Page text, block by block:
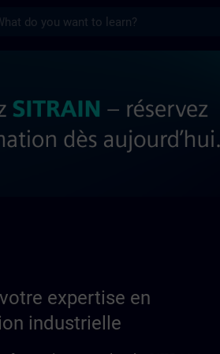
en
expertise en
industrielle